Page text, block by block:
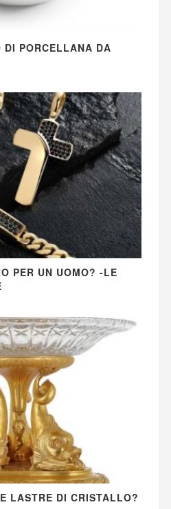
DI PORCELLANA DA
PER UN UOMO? -LE
LASTRE DI CRISTALLO?